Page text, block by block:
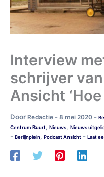
Interview
schrijver
Ansicht
Door Redactie - 8 mei 2020 -
Centrum Buurt, Nieuws, Nieuws
- Berlijnplein, Podcast Ansicht - Laat